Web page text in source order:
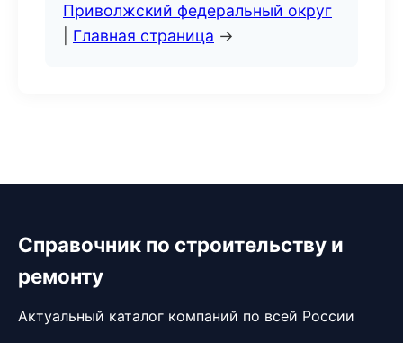
Приволжский федеральный округ
Главная страница →
Справочник по строительству и
ремонту
Актуальный каталог компаний по всей России